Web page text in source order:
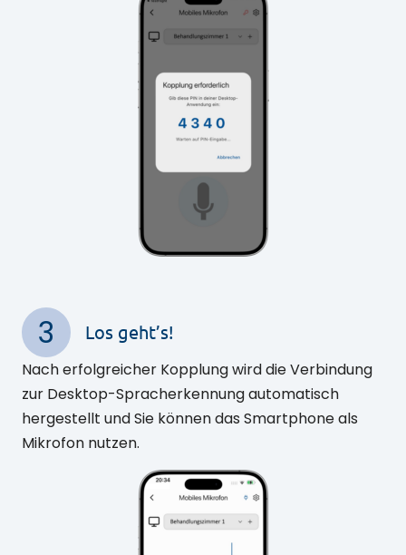
3 Los geht’s!
Nach erfolgreicher Kopplung wird die Verbindung
zur Desktop-Spracherkennung automatisch
hergestellt und Sie können das Smartphone als
Mikrofon nutzen.